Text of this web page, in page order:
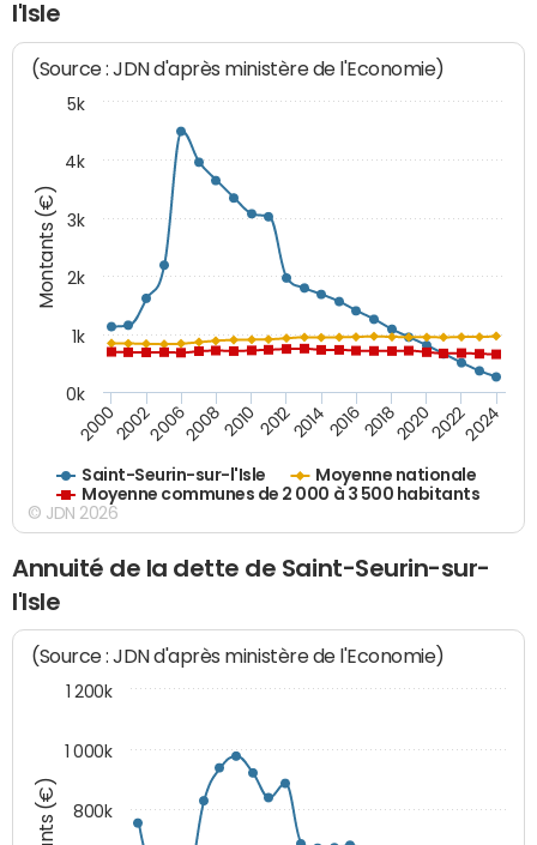
l'Isle
Montants (€)
(Source : JDN d'après ministère de l'Economie)
Saint-Seurin-sur-l'Isle
Moyenne nationale
Moyenne communes de 2 000 à 3 500 habitants
20002002200620082010 2012201420162018202020222024
0k
1k
2k
3k
4k
5k
© JDN 2026
Annuité de la dette de Saint-Seurin-sur-
l'Isle
(Source : JDN d'après ministère de l'Economie)
800k
1 000k
1 200k